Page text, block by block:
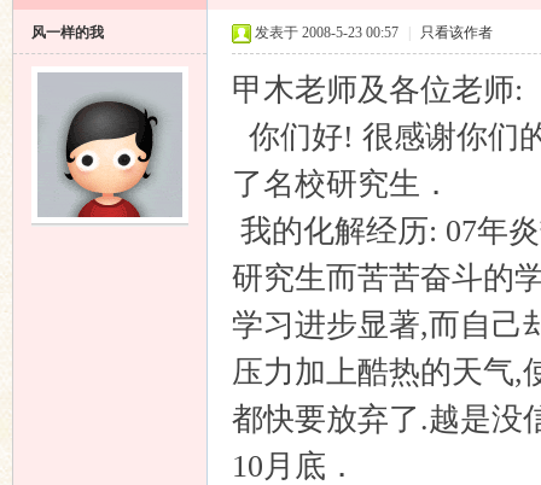
风一样的我 发表于 2008-5-23 00:57 只看该作者
甲木老师及各位老师:
你们好! 很感谢你们
了名校研究生．
我的化解经历: 07年
研究生而苦苦奋斗的
学习进步显著,而自己
压力加上酷热的天气,
都快要放弃了.越是没
10月底．